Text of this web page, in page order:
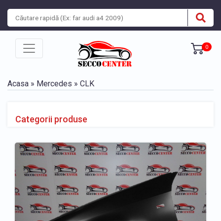
0
Acasa » Mercedes » CLK
Categorii produse
» Piese caroserie Mercedes CLK 1997-2002
» Piese caroserie Mercedes CLK 2002-2005
» Piese caroserie Mercedes CLK 2005-2009
BARA, BANDOURI, GRILE
» Bara fata Mercedes CLK